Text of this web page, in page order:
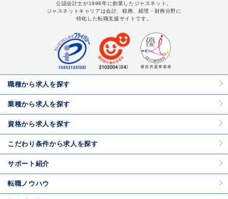
公認会計士が1996年に創業したジャスネット。
ジャスネットキャリアは会計、税務、経理・財務分野に
特化した転職支援サイトです。
職種から求人を探す
業種から求人を探す
資格から求人を探す
こだわり条件から求人を探す
サポート紹介
転職ノウハウ